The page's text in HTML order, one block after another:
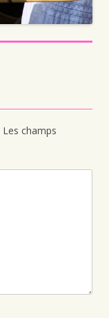
Les champs